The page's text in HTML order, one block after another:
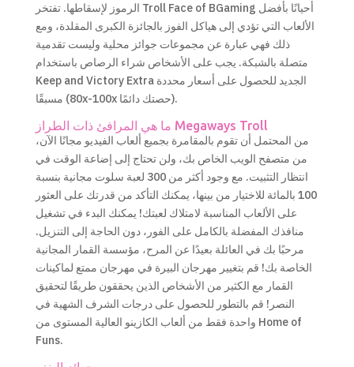
الرموز لإسقاطها.تفتخر Troll Face of BGaming أحيانًا بأفضل
الألعاب التي تؤدي إلى هياكل الفوز بالجائزة الكبرى المقلدة، ومع
ذلك فهي عبارة عن مجموعات جوائز محلية وليست تقدمية
متصلة بالشبكة. يجب على الأشخاص شراء الرصاص باستخدام
Keep and Victory Extra الجديد للحصول على أسعار محددة
مسبقًا (80x-100x حصتك دائمًا).
ما هي المرافئ ذات الطراز Megaways Troll
من المحتمل أن تقوم بالمقامرة بجميع ألعاب الفيديو مجانًا الآن،
من متصفح الويب الخاص بك، ولن تحتاج إلى إضاعة الوقت في
انتظار التثبيت. مع وجود أكثر من 300 لعبة سلوت مجانية بنسبة
100 بالمائة للاختيار من بينها، يمكنك التأكد من قدرتك على العثور
على الألعاب المناسبة لامتلاك لعبتك! يمكنك البدء في تشغيل
منافذك المفضلة بالكامل على الفور، دون الحاجة إلى التنزيل.
مرحبًا بك في العائلة بعيدًا عن المرح، مؤسسة القمار المجانية
الخاصة بك! قم بتغيير مهرجان البيرة في مهرجان ممتع لماكينات
القمار مع الكثير من الأشخاص الذين يحققون طريقًا لتحقيق
النصر! قم بالتطور للحصول على درجات الشرف الشهية في
واحدة فقط من ألعاب الكازينو العالية المستوى من Home of
Funs.